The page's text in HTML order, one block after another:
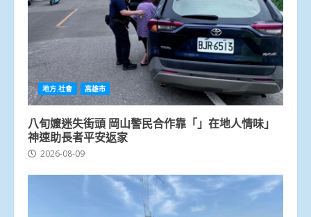
地方.社會 高雄市
八旬嬤迷失街頭 岡山警民合作靠「」在地人情味」
神速助長者平安返家
2026-08-09